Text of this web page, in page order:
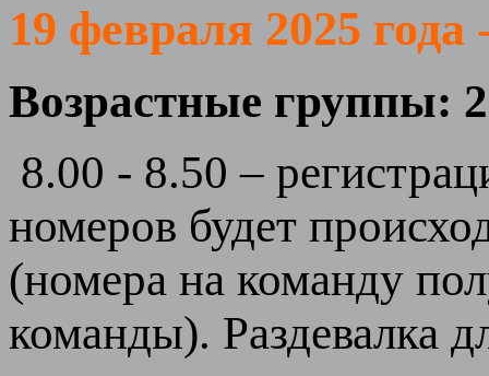
19 февраля 2025 года
Возрастные группы:
8.00 - 8.50 –
номеров будет
(номера на команду
команды). Раздевалка